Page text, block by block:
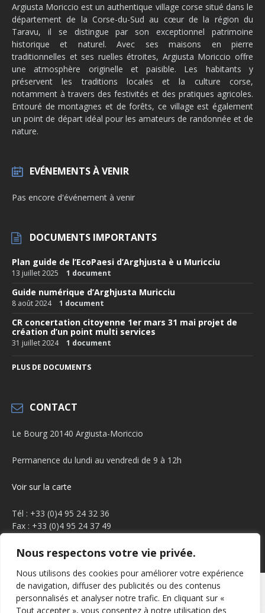
Nous respectons votre vie privée.
Nous utilisons des cookies pour améliorer votre expérience
de navigation, diffuser des publicités ou des contenus
personnalisés et analyser notre trafic. En cliquant sur «
Tout accepter », vous consentez à notre utilisation des
Argiusta Moriccio est un authentique village corse situé dans le
département de la Corse-du-Sud au cœur de la région du
Taravu, il se distingue par son exceptionnel patrimoine
historique et naturel. Avec ses maisons en pierre
traditionnelles et ses ruelles étroites, Argiusta Moriccio offre
une atmosphère originelle et paisible. Les habitants y
préservent les traditions locales et la culture corse,
notamment à travers des festivités et des pratiques agricoles.
Entouré de montagnes et de forêts, ce village est également
un point de départ idéal pour les amateurs de randonnée et de
nature.
EVÉNEMENTS À VENIR
Pas encore d'événement à venir
DOCUMENTS IMPORTANTS
Plan guide de l’EcoPaesi d’Arghjusta è u Muricciu
13 juillet 2025 1 document
Guide numérique d’Arghjusta Muricciu
8 août 2024 1 document
CR concertation citoyenne 1er mars 31 mai projet de
création d’un point multi services
31 juillet 2024 1 document
PLUS DE DOCUMENTS
CONTACT
Le Bourg 20140 Argiusta-Moriccio
Permanence du lundi au vendredi de 9 à 12h
Voir sur la carte
Tél : +33 (0)4 95 24 32 36
Fax : +33 (0)4 95 24 37 49
Mentions légales Politique de confidentialité